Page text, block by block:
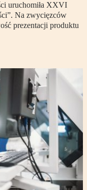
uruchomiła XXVI
Na zwycięzców
prezentacji produktu